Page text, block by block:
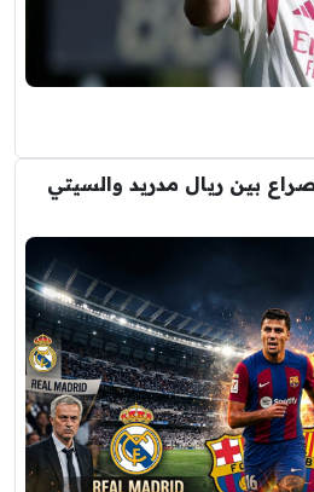
بين ريال مدريد والسيتي